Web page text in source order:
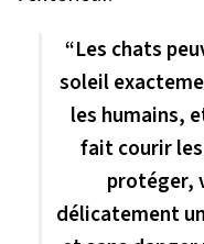
“Les chats
soleil
les humains,
fait courir
protéger,
délicatement